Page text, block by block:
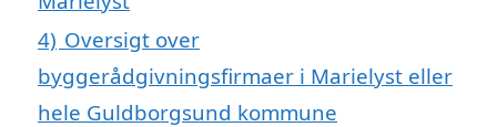
4) Oversigt over
byggerådgivningsfirmaer i Marielyst eller
hele Guldborgsund kommune